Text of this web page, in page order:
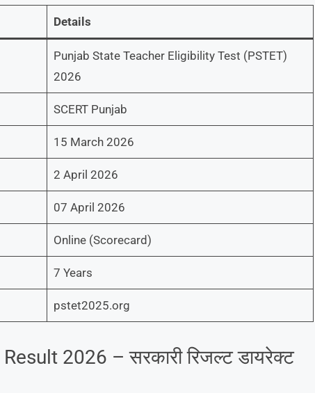
Details
Punjab State Teacher Eligibility Test (PSTET)
2026
SCERT Punjab
15 March 2026
2 April 2026
07 April 2026
Online (Scorecard)
7 Years
pstet2025.org
2026 – सरकारी रिजल्ट डायरेक्ट